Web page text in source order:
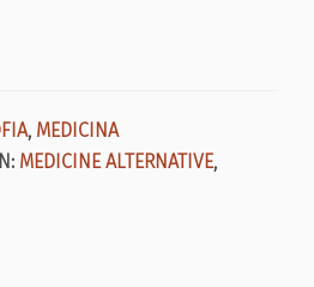
, MEDICINA
MEDICINE ALTERNATIVE,